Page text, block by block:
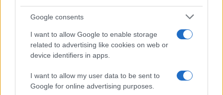
Google consents
I want to allow Google to enable storage
related to advertising like cookies on web or
device identifiers in apps.
I want to allow my user data to be sent to
Google for online advertising purposes.
Σοκαριστική υπόθεση στην
Κρήτη: Τουρίστας ρωτούσε
πόσο να πληρώσει για να
ασελγήσει σε 10χρονο
κορίτσι - Το παιδί καθόταν
επιχείρησης
Μυστράς: Αλλαγή
υπερασπιστική
55χρονου που έκρυψε
νεκρό πατέρα του
διαφωνία με την
του